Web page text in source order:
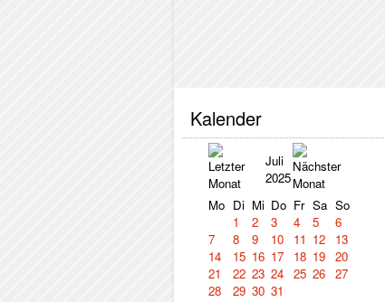
Kalender
Juli
2025
Mo Di Mi Do Fr Sa So
1
2 3 4 5
6
7
8 9 10 11 12
13
14
15 16 17 18 19
20
21
22 23 24 25 26
27
28
29 30 31